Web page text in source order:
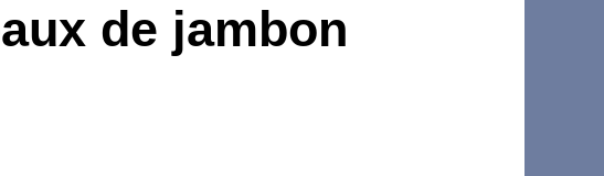
de jambon